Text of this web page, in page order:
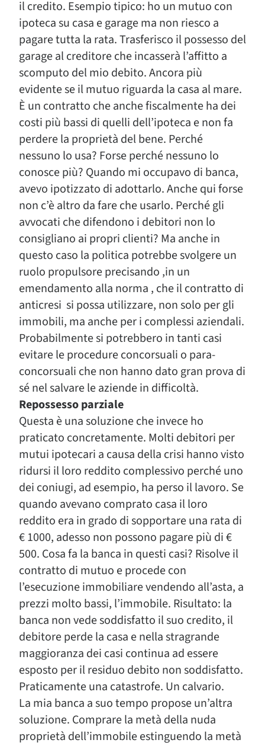
il credito. Esempio tipico: ho un mutuo con
ipoteca su casa e garage ma non riesco a
pagare tutta la rata. Trasferisco il possesso del
garage al creditore che incasserà l’affitto a
scomputo del mio debito. Ancora più
evidente se il mutuo riguarda la casa al mare.
È un contratto che anche fiscalmente ha dei
costi più bassi di quelli dell’ipoteca e non fa
perdere la proprietà del bene. Perché
nessuno lo usa? Forse perché nessuno lo
conosce più? Quando mi occupavo di banca,
avevo ipotizzato di adottarlo. Anche qui forse
non c’è altro da fare che usarlo. Perché gli
avvocati che difendono i debitori non lo
consigliano ai propri clienti? Ma anche in
questo caso la politica potrebbe svolgere un
ruolo propulsore precisando ,in un
emendamento alla norma , che il contratto di
anticresi si possa utilizzare, non solo per gli
immobili, ma anche per i complessi aziendali.
Probabilmente si potrebbero in tanti casi
evitare le procedure concorsuali o para-
concorsuali che non hanno dato gran prova di
sé nel salvare le aziende in difficoltà.
Repossesso parziale
Questa è una soluzione che invece ho
praticato concretamente. Molti debitori per
mutui ipotecari a causa della crisi hanno visto
ridursi il loro reddito complessivo perché uno
dei coniugi, ad esempio, ha perso il lavoro. Se
quando avevano comprato casa il loro
reddito era in grado di sopportare una rata di
€ 1000, adesso non possono pagare più di €
500. Cosa fa la banca in questi casi? Risolve il
contratto di mutuo e procede con
l’esecuzione immobiliare vendendo all’asta, a
prezzi molto bassi, l’immobile. Risultato: la
banca non vede soddisfatto il suo credito, il
debitore perde la casa e nella stragrande
maggioranza dei casi continua ad essere
esposto per il residuo debito non soddisfatto.
Praticamente una catastrofe. Un calvario.
La mia banca a suo tempo propose un’altra
soluzione. Comprare la metà della nuda
proprietà dell’immobile estinguendo la metà